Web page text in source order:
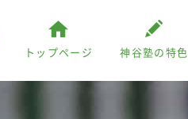
トップページ 神谷塾の特色